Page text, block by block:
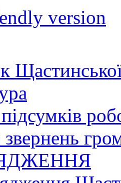
version